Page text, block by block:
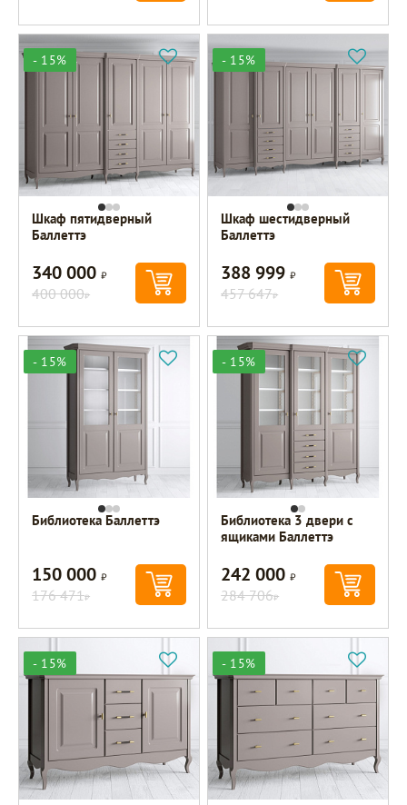
- 15%
Шкаф пятидверный
Баллеттэ
340 000Р
400 000Р
- 15%
Шкаф шестидверный
Баллеттэ
388 999Р
457 647Р
- 15%
Библиотека Баллеттэ
150 000Р
176 471Р
- 15%
Библиотека 3 двери с
ящиками Баллеттэ
242 000Р
284 706Р
- 15% - 15%